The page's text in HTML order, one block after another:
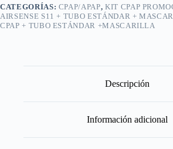
CATEGORÍAS: CPAP/APAP, KIT CPAP
AIRSENSE S11 + TUBO ESTÁNDAR +
CPAP + TUBO ESTÁNDAR +MASCARILLA
Descripción
Información adicional